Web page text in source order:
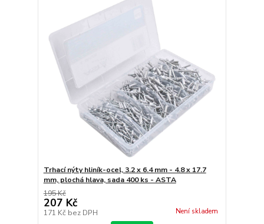
Trhací nýty hliník-ocel, 3.2 x 6.4 mm - 4.8 x 17.7
mm, plochá hlava, sada 400 ks - ASTA
195 Kč
207 Kč
171 Kč bez DPH Není skladem